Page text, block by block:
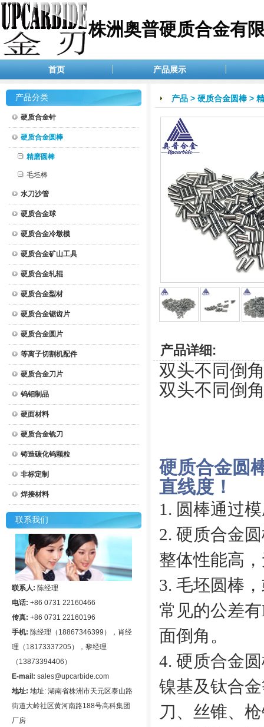
株洲奥普硬质合金有
首页 产品展示
产品分类
硬质合金针
硬质合金圆棒
精磨圆棒
毛坯棒
水刀沙管
硬质合金球
硬质合金冷墩模
硬质合金矿山工具
硬质合金轧辊
硬质合金型材
硬质合金锯齿片
硬质合金圆片
等离子切割机配件
硬质合金刀片
钨钼制品
硬面材料
硬质合金铣刀
铸造碳化钨颗粒
非标定制
焊接材料
联系我们
联系人: 陈经理
电话: +86 0731 22160466
传真: +86 0731 22160196
手机: 陈经理（18867346399），肖经
理（18173337205），黎经理
（13873394406）
E-mail: sales@upcarbide.com
地址: 地址: 湖南省株洲市天元区泰山路
街道大岭社区黄河南路188号高科集团
厂房
产品 > 硬质合金圆棒 >
产品详细:
双头不同倒
双头不同倒
硬质合金圆
直线度！
1 . 圆棒通过
2. 硬质合金
整体性能高
3. 毛坯圆棒
常见的公差
面倒角。
4. 硬质合金
镍基及钛合
刀、丝锥、